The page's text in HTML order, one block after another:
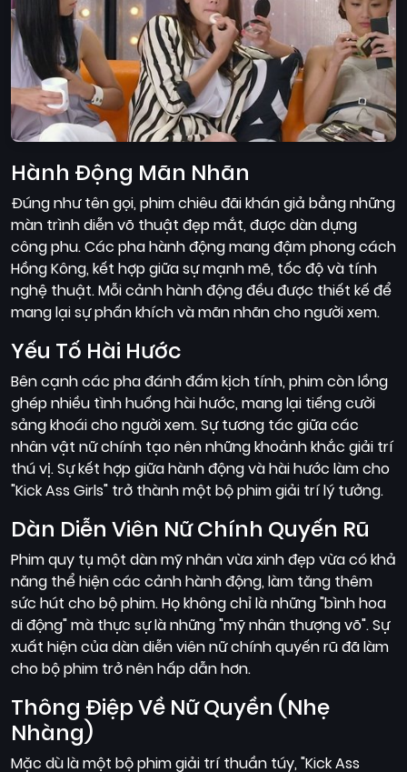
Hành Động Mãn Nhãn
Đúng như tên gọi, phim chiêu đãi khán giả bằng những
màn trình diễn võ thuật đẹp mắt, được dàn dựng
công phu. Các pha hành động mang đậm phong cách
Hồng Kông, kết hợp giữa sự mạnh mẽ, tốc độ và tính
nghệ thuật. Mỗi cảnh hành động đều được thiết kế để
mang lại sự phấn khích và mãn nhãn cho người xem.
Yếu Tố Hài Hước
Bên cạnh các pha đánh đấm kịch tính, phim còn lồng
ghép nhiều tình huống hài hước, mang lại tiếng cười
sảng khoái cho người xem. Sự tương tác giữa các
nhân vật nữ chính tạo nên những khoảnh khắc giải trí
thú vị. Sự kết hợp giữa hành động và hài hước làm cho
"Kick Ass Girls" trở thành một bộ phim giải trí lý tưởng.
Dàn Diễn Viên Nữ Chính Quyến Rũ
Phim quy tụ một dàn mỹ nhân vừa xinh đẹp vừa có khả
năng thể hiện các cảnh hành động, làm tăng thêm
sức hút cho bộ phim. Họ không chỉ là những "bình hoa
di động" mà thực sự là những "mỹ nhân thượng võ". Sự
xuất hiện của dàn diễn viên nữ chính quyến rũ đã làm
cho bộ phim trở nên hấp dẫn hơn.
Thông Điệp Về Nữ Quyền (Nhẹ
Nhàng)
Mặc dù là một bộ phim giải trí thuần túy, "Kick Ass